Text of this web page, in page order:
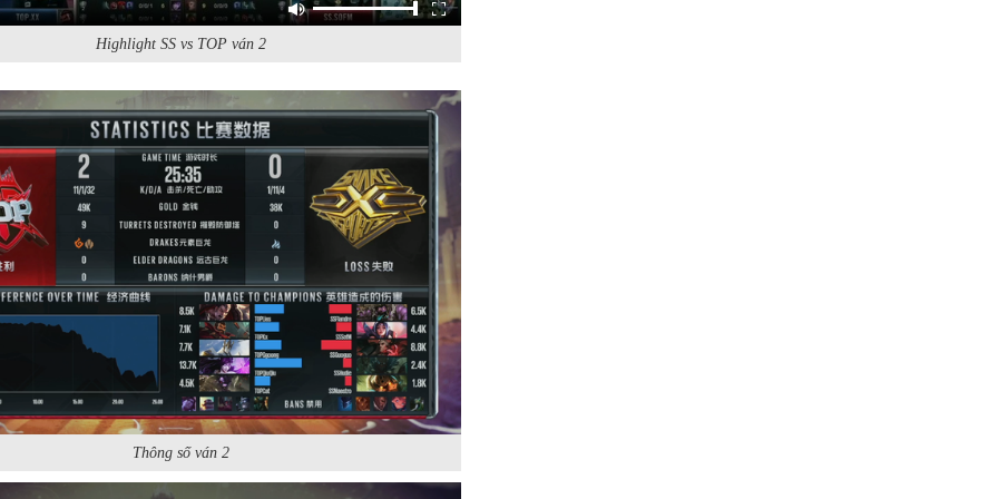
Highlight SS vs TOP ván 2
Thông số ván 2